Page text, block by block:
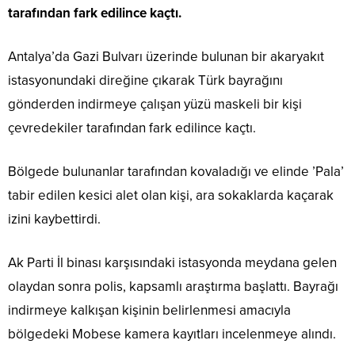
tarafından fark edilince kaçtı.
Antalya’da Gazi Bulvarı üzerinde bulunan bir akaryakıt
istasyonundaki direğine çıkarak Türk bayrağını
gönderden indirmeye çalışan yüzü maskeli bir kişi
çevredekiler tarafından fark edilince kaçtı.
Bölgede bulunanlar tarafından kovaladığı ve elinde ’Pala’
tabir edilen kesici alet olan kişi, ara sokaklarda kaçarak
izini kaybettirdi.
Ak Parti İl binası karşısındaki istasyonda meydana gelen
olaydan sonra polis, kapsamlı araştırma başlattı. Bayrağı
indirmeye kalkışan kişinin belirlenmesi amacıyla
bölgedeki Mobese kamera kayıtları incelenmeye alındı.